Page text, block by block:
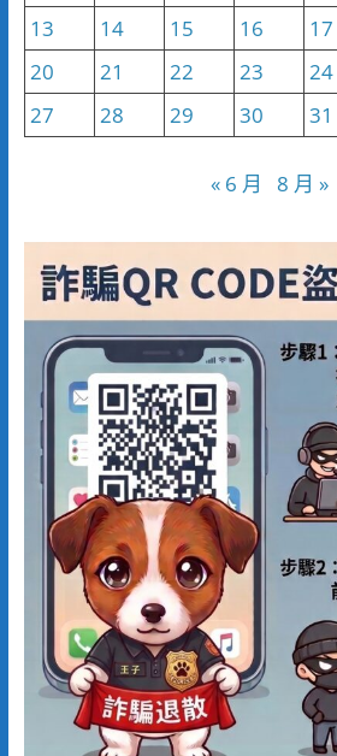
13
14 15 16 17
20
21 22 23 24
27
28 29 30 31
« 6 月 8 月 »